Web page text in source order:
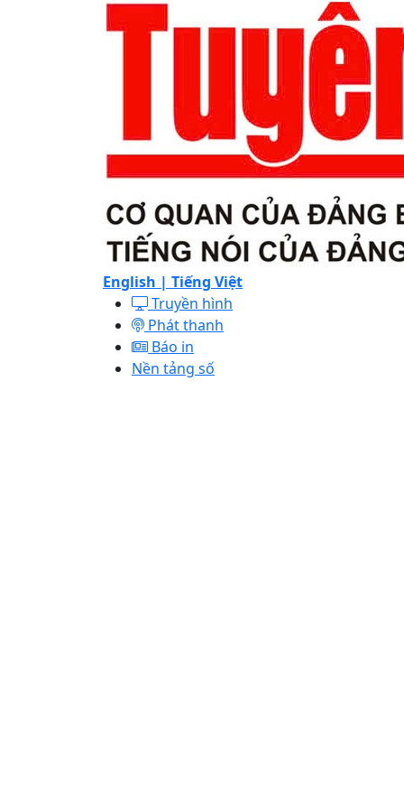
English | Tiếng Việt
Truyền hình
Phát thanh
Báo in
Nền tảng số